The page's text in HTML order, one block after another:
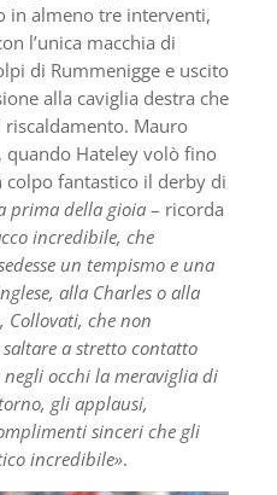
in almeno tre interventi,
l’unica macchia di
di Rummenigge e uscito
alla caviglia destra che
Mauro
quando Hateley volò fino
colpo fantastico il derby di
prima della gioia – ricorda
incredibile, che
un tempismo e una
alla Charles o alla
Collovati, che non
a stretto contatto
negli occhi la meraviglia di
gli applausi,
sinceri che gli
incredibile».